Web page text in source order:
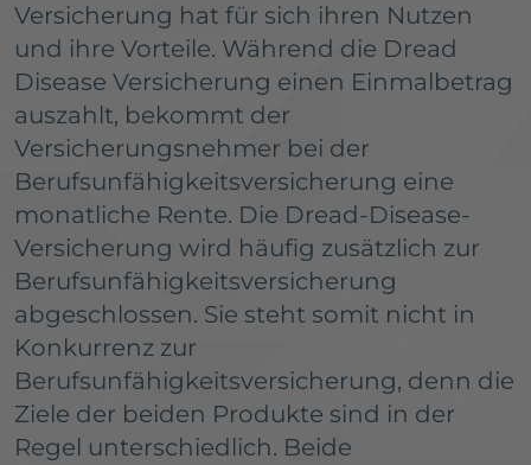
Versicherung hat für sich ihren Nutzen
und ihre Vorteile. Während die Dread
Disease Versicherung einen Einmalbetrag
auszahlt, bekommt der
Versicherungsnehmer bei der
Berufsunfähigkeitsversicherung eine
monatliche Rente. Die Dread-Disease-
Versicherung wird häufig zusätzlich zur
Berufsunfähigkeitsversicherung
abgeschlossen. Sie steht somit nicht in
Konkurrenz zur
Berufsunfähigkeitsversicherung, denn die
Ziele der beiden Produkte sind in der
Regel unterschiedlich. Beide